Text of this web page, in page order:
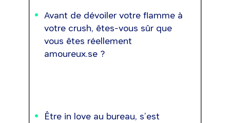
Avant de dévoiler votre flamme à
votre crush, êtes-vous sûr que
vous êtes réellement
amoureux.se ?
Être in love au bureau, s’est